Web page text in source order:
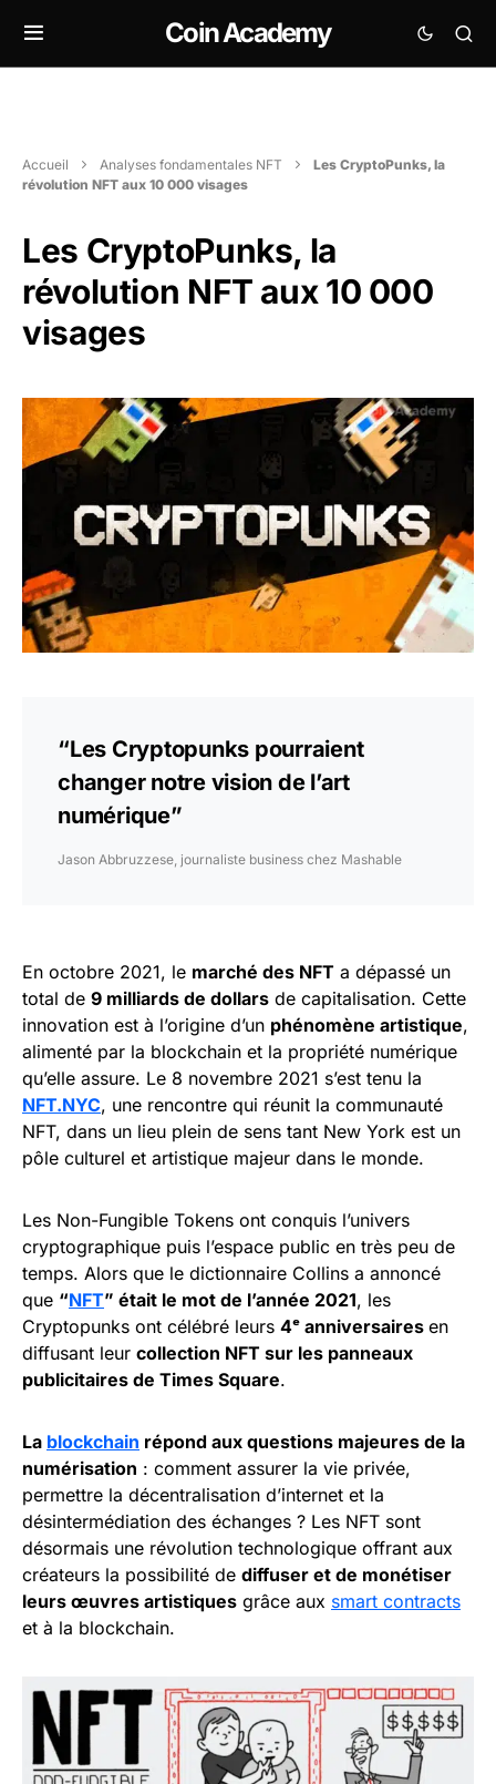
Coin Academy
Accueil Analyses fondamentales NFT
Les CryptoPunks, la
révolution NFT aux 10 000 visages
Les CryptoPunks, la
révolution NFT aux 10 000
visages
“Les Cryptopunks pourraient
changer notre vision de l’art
numérique”
Jason Abbruzzese, journaliste business chez Mashable
En octobre 2021, le marché des NFT a dépassé un
total de 9 milliards de dollars de capitalisation. Cette
innovation est à l’origine d’un phénomène artistique,
alimenté par la blockchain et la propriété numérique
qu’elle assure. Le 8 novembre 2021 s’est tenu la
NFT.NYC, une rencontre qui réunit la communauté
NFT, dans un lieu plein de sens tant New York est un
pôle culturel et artistique majeur dans le monde.
Les Non-Fungible Tokens ont conquis l’univers
cryptographique puis l’espace public en très peu de
temps. Alors que le dictionnaire Collins a annoncé
que “NFT” était le mot de l’année 2021, les
Cryptopunks ont célébré leurs 4ᵉ anniversaires en
diffusant leur collection NFT sur les panneaux
publicitaires de Times Square.
La blockchain répond aux questions majeures de la
numérisation : comment assurer la vie privée,
permettre la décentralisation d’internet et la
désintermédiation des échanges ? Les NFT sont
désormais une révolution technologique offrant aux
créateurs la possibilité de diffuser et de monétiser
leurs œuvres artistiques grâce aux smart contracts
et à la blockchain.